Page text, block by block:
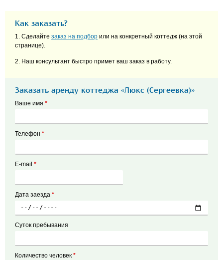
Как заказать?
1. Сделайте заказ на подбор или на конкретный коттедж (на этой
странице).
2. Наш консультант быстро примет ваш заказ в работу.
Заказать аренду коттеджа «Люкс (Сергеевка)»
Ваше имя *
Телефон *
E-mail *
Дата заезда *
Суток пребывания
Количество человек *